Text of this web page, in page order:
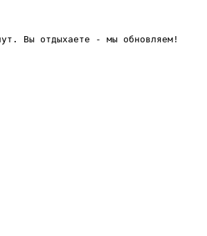
Вы отдыхаете - мы обновляем!